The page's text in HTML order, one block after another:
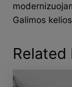
Galimos
Related